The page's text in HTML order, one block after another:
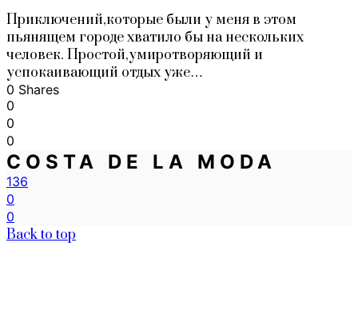
Приключений,которые были у меня в этом
пьянящем городе хватило бы на нескольких
человек. Простой,умиротворяющий и
успокаивающий отдых уже…
0 Shares
0
0
0
COSTA DE LA MODA
136
0
0
Back to top